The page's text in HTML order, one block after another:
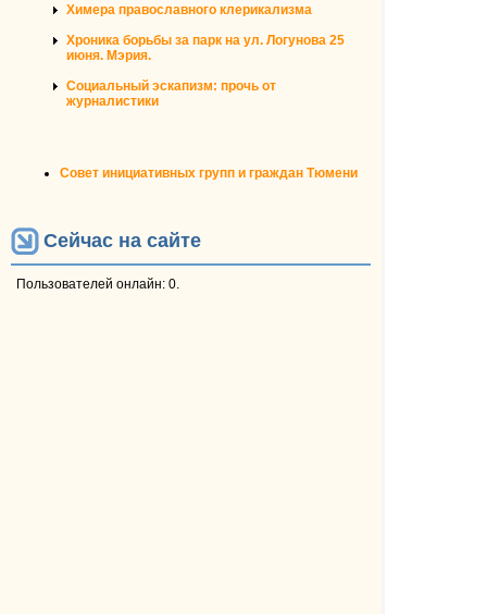
Химера православного клерикализма
Хроника борьбы за парк на ул. Логунова 25
июня. Мэрия.
Социальный эскапизм: прочь от
журналистики
Совет инициативных групп и граждан Тюмени
Сейчас на сайте
Пользователей онлайн: 0.